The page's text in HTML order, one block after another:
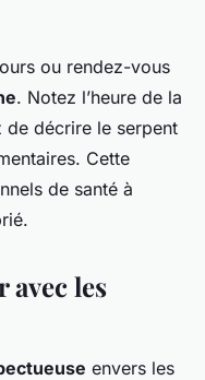
ou rendez-vous
. Notez l’heure de la
de décrire le serpent
Cette
de santé à
avec les
envers les